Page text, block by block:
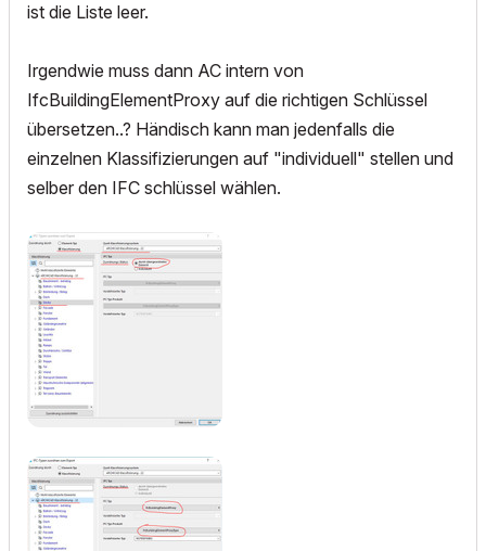
ist die Liste leer.
Irgendwie muss dann AC intern von
IfcBuildingElementProxy auf die richtigen Schlüssel
übersetzen..? Händisch kann man jedenfalls die
einzelnen Klassifizierungen auf "individuell" stellen und
selber den IFC schlüssel wählen.